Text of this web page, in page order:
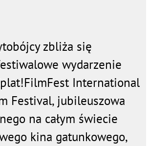
zbliża się
wydarzenie
International
Festival, jubileuszowa
na całym świecie
kina gatunkowego,